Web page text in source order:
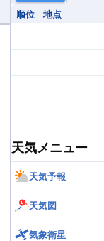
順位 地点
天気メニュー
天気予報
天気図
気象衛星